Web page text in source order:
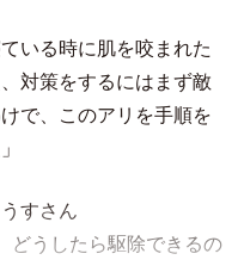
いる時に肌を咬まれた
対策をするにはまず敵
で、このアリを手順を
すさん
どうしたら駆除できるの